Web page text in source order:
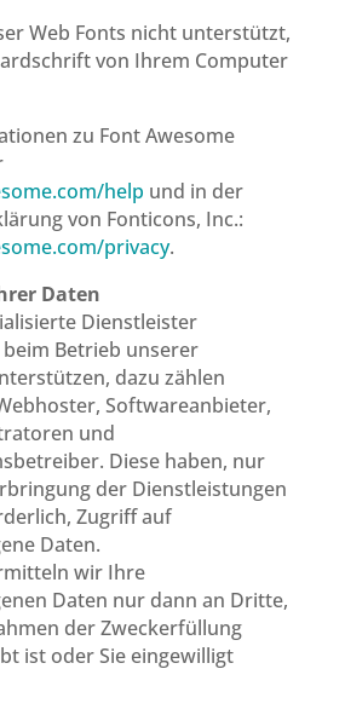
Web Fonts nicht unterstützt,
von Ihrem Computer
zu Font Awesome
help und in der
von Fonticons, Inc.:
privacy.
Daten
Dienstleister
Betrieb unserer
dazu zählen
Softwareanbieter,
und
Diese haben, nur
der Dienstleistungen
Zugriff auf
Daten.
wir Ihre
Daten nur dann an Dritte,
der Zweckerfüllung
ist oder Sie eingewilligt